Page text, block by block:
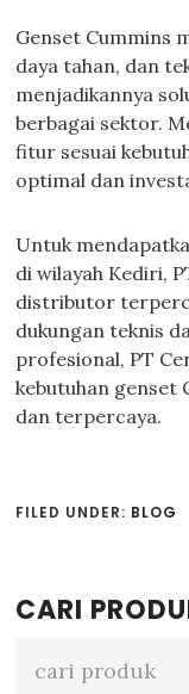
Genset Cummins
daya tahan, dan
menjadikannya
berbagai sektor.
fitur sesuai
optimal dan
Untuk
di wilayah Kediri,
distributor
dukungan teknis
profesional, PT
kebutuhan genset
dan terpercaya.
FILED UNDER: BLOG
Primary
Sidebar
CARI